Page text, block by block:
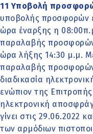
11 Υποβολή
υποβολής προσφορών
ώρα έναρξης η
παραλαβής προσφορών
ώρα λήξης 14:30 μ.μ.
παραλαβής προσφορών
διαδικασία
ενώπιον της
ηλεκτρονική
γίνει στις 29.06.2022
των αρμόδιων